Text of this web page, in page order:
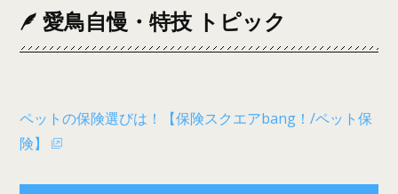
愛鳥自慢・特技 トピック
ペットの保険選びは！【保険スクエアbang！/ペット保
険】